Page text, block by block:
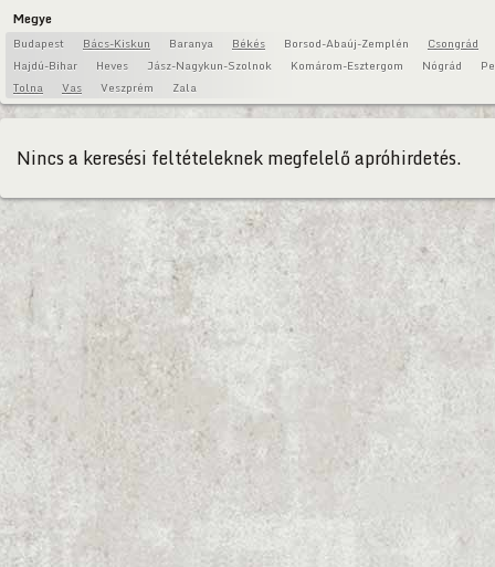
Megye
Budapest Bács-Kiskun Baranya Békés Borsod-Abaúj-Zemplén
Csongrád
Hajdú-Bihar
Heves Jász-Nagykun-Szolnok Komárom-Esztergom Nógrád
Tolna
Vas Veszprém Zala
Nincs a keresési feltételeknek megfelelő apróhirdetés.